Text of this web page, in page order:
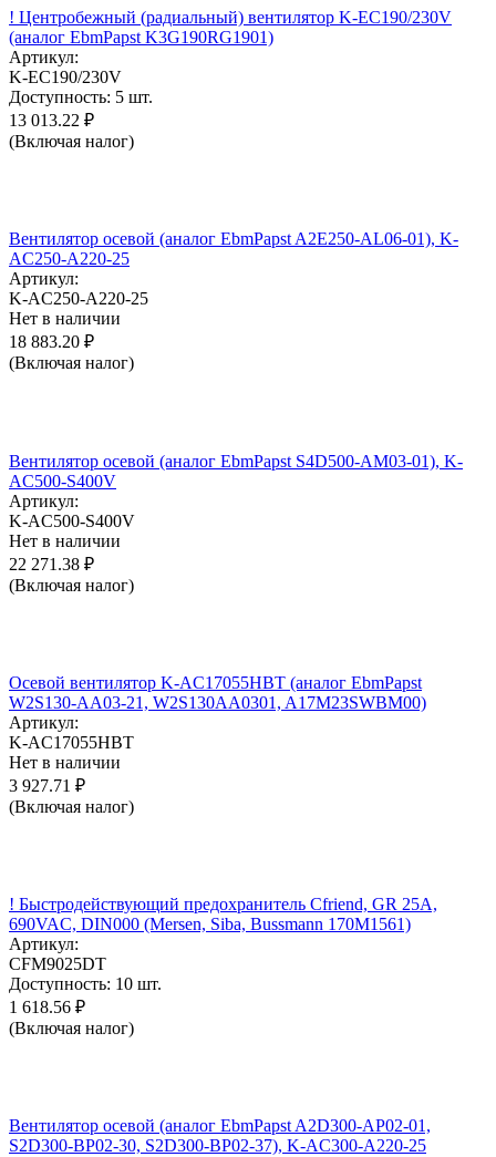
! Центробежный (радиальный) вентилятор K-EC190/230V
(аналог EbmPapst K3G190RG1901)
Артикул:
K-EC190/230V
Доступность: 5 шт.
13 013.22 ₽
(Включая налог)
Вентилятор осевой (аналог EbmPapst A2E250-AL06-01), K-
AC250-A220-25
Артикул:
K-AC250-A220-25
Нет в наличии
18 883.20 ₽
(Включая налог)
Вентилятор осевой (аналог EbmPapst S4D500-AM03-01), K-
AC500-S400V
Артикул:
K-AC500-S400V
Нет в наличии
22 271.38 ₽
(Включая налог)
Осевой вентилятор K-AC17055HBT (аналог EbmPapst
W2S130-AA03-21, W2S130AA0301, A17M23SWBM00)
Артикул:
K-AC17055HBT
Нет в наличии
3 927.71 ₽
(Включая налог)
! Быстродействующий предохранитель Cfriend, GR 25А,
690VAC, DIN000 (Mersen, Siba, Bussmann 170M1561)
Артикул:
CFM9025DT
Доступность: 10 шт.
1 618.56 ₽
(Включая налог)
Вентилятор осевой (аналог EbmPapst A2D300-AP02-01,
S2D300-BP02-30, S2D300-BP02-37), K-AC300-A220-25